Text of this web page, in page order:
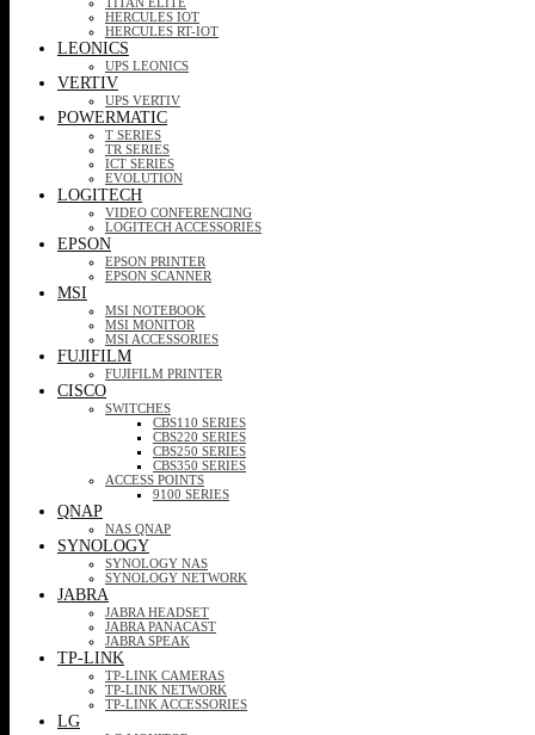
HERCULES IOT
HERCULES RT-IOT
LEONICS
UPS LEONICS
VERTIV
UPS VERTIV
POWERMATIC
T SERIES
TR SERIES
ICT SERIES
EVOLUTION
LOGITECH
VIDEO CONFERENCING
LOGITECH ACCESSORIES
EPSON
EPSON PRINTER
EPSON SCANNER
MSI
MSI NOTEBOOK
MSI MONITOR
MSI ACCESSORIES
FUJIFILM
FUJIFILM PRINTER
CISCO
SWITCHES
CBS110 SERIES
CBS220 SERIES
CBS250 SERIES
CBS350 SERIES
ACCESS POINTS
9100 SERIES
QNAP
NAS QNAP
SYNOLOGY
SYNOLOGY NAS
SYNOLOGY NETWORK
JABRA
JABRA HEADSET
JABRA PANACAST
JABRA SPEAK
TP-LINK
TP-LINK CAMERAS
TP-LINK NETWORK
TP-LINK ACCESSORIES
LG